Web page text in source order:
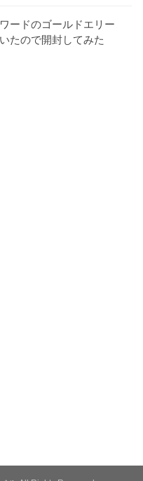
ードのゴールドエリー
たので開封してみた